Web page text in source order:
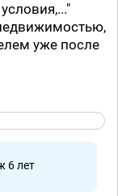
уже после
6 лет